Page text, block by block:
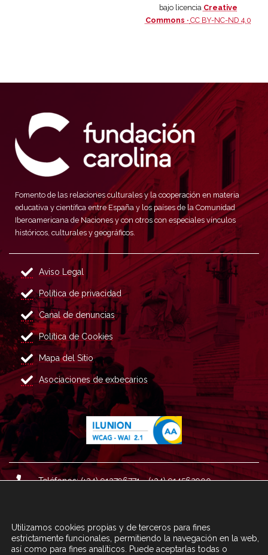
bajo licencia Creative
Commons · CC BY-NC-ND 4.0
Fomento de las relaciones culturales y la cooperación en materia
educativa y científica entre España y los países de la Comunidad
Iberoamericana de Naciones y con otros con especiales vínculos
históricos, culturales y geográficos.
Aviso Legal
Política de privacidad
Canal de denuncias
Política de Cookies
Mapa del Sitio
Asociaciones de exbecarios
Teléfonos: (+34) 913796771 - (+34) 914562900
Correo : informacion@fundacioncarolina.es
Utilizamos cookies propias y de terceros para fines
estrictamente funcionales, permitiendo la navegación en la web,
así como para fines analíticos. Puede aceptarlas todas o